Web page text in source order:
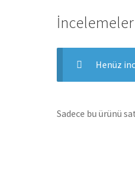
İncelemeler
Henüz
Sadece bu ürünü